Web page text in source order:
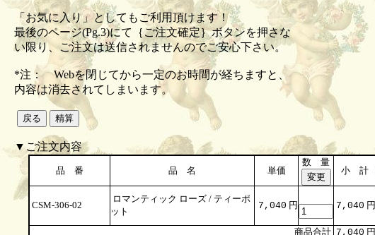
「お気に入り」としてもご利用頂けます！
最後のページ(Pg.3)にて｛ご注文確定｝ボタンを押さな
い限り、ご注文は送信されませんのでご安心下さい。
*注： Webを閉じてから一定のお時間が経ちますと、
内容は消去されてしまいます。
▼ご注文内容
品 番 品 名 単価
数 量
小 計
CSM-306-02
ロマンティック ローズ / ティーポ
ット
7,040 円 7,040 円
商品合計 7,040 円